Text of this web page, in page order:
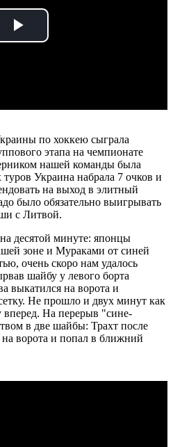
Play
по хоккею сыграла
этапа на чемпионате
нашей команды была
Украина набрала 7 очков и
на выход в элитный
было обязательно выигрывать
с Литвой.
десятой минуте: японцы
зоне и Мураками от синей
очень скоро нам удалось
шайбу у левого борта
выкатился на ворота и
Не прошло и двух минут как
На перерыв "сине-
в две шайбы: Трахт после
ворота и попал в ближний